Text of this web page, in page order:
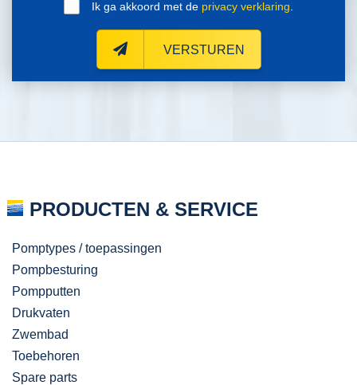
Ik ga akkoord met de privacy verklaring
VERSTUREN
PRODUCTEN & SERVICE
Pomptypes / toepassingen
Pompbesturing
Pompputten
Drukvaten
Zwembad
Toebehoren
Spare parts